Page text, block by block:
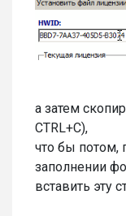
а затем
CTRL+C),
что бы потом,
заполнении
вставить эту